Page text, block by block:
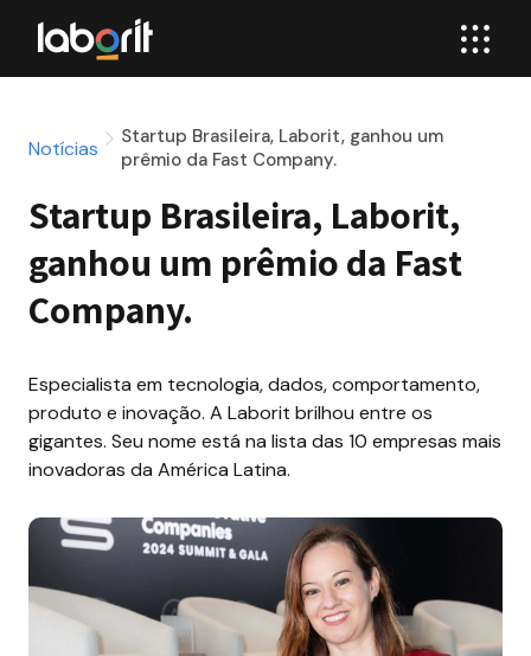
Notícias
Startup Brasileira, Laborit, ganhou um
prêmio da Fast Company.
Startup Brasileira, Laborit,
ganhou um prêmio da Fast
Company.
Especialista em tecnologia, dados, comportamento,
produto e inovação. A Laborit brilhou entre os
gigantes. Seu nome está na lista das 10 empresas mais
inovadoras da América Latina.